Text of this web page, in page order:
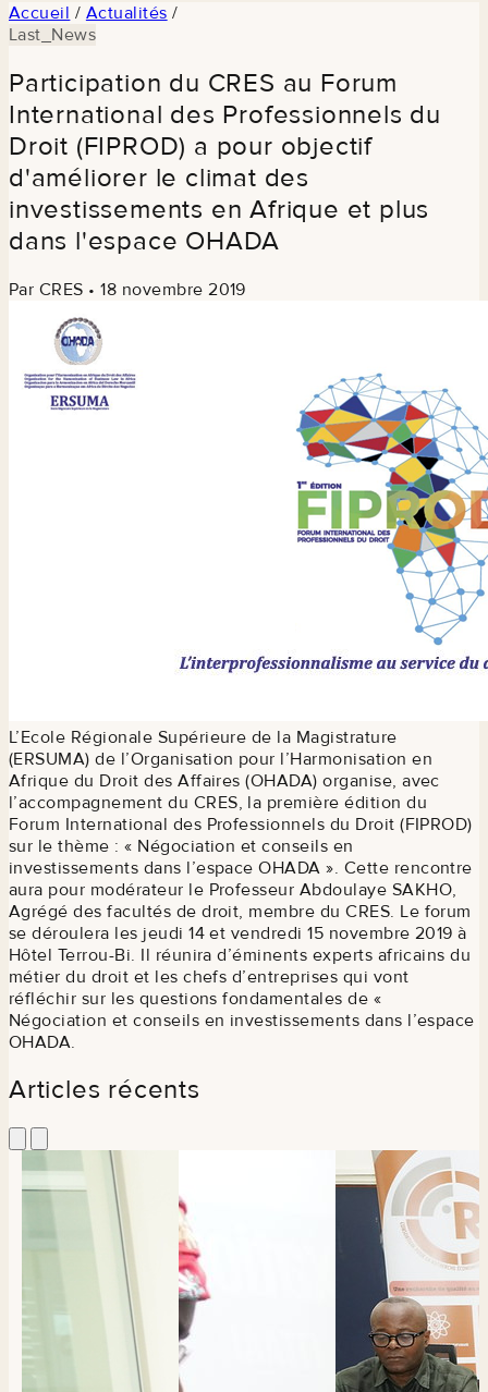
Accueil / Actualités /
Last_News
Participation du CRES au Forum
International des Professionnels du
Droit (FIPROD) a pour objectif
d'améliorer le climat des
investissements en Afrique et plus
dans l'espace OHADA
Par CRES • 18 novembre 2019
L’Ecole Régionale Supérieure de la Magistrature
(ERSUMA) de l’Organisation pour l’Harmonisation en
Afrique du Droit des Affaires (OHADA) organise, avec
l’accompagnement du CRES, la première édition du
Forum International des Professionnels du Droit (FIPROD)
sur le thème : « Négociation et conseils en
investissements dans l’espace OHADA ». Cette rencontre
aura pour modérateur le Professeur Abdoulaye SAKHO,
Agrégé des facultés de droit, membre du CRES. Le forum
se déroulera les jeudi 14 et vendredi 15 novembre 2019 à
Hôtel Terrou-Bi. Il réunira d’éminents experts africains du
métier du droit et les chefs d’entreprises qui vont
réfléchir sur les questions fondamentales de «
Négociation et conseils en investissements dans l’espace
OHADA.
Articles récents